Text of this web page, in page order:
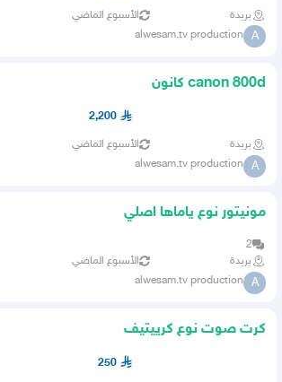
بريدة الأسبوع الماضي
A
alwesam.tv production
canon 800d كانون
2,200
بريدة الأسبوع الماضي
A
alwesam.tv production
مونيتور نوع ياماها اصلي
2
بريدة
الأسبوع الماضي
A
alwesam.tv production
كرت صوت نوع كرييتيف
250